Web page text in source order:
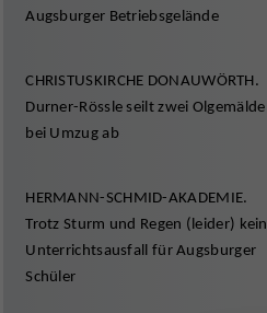
Augsburger Betriebsgelände
CHRISTUSKIRCHE DONAUWÖRTH.
Durner-Rössle seilt zwei Olgemälde
bei Umzug ab
HERMANN-SCHMID-AKADEMIE.
Trotz Sturm und Regen (leider) kein
Unterrichtsausfall für Augsburger
Schüler